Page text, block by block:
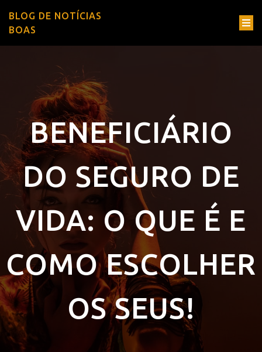
BLOG DE NOTÍCIAS
BOAS
BENEFICIÁRIO
DO SEGURO DE
VIDA: O QUE É E
COMO ESCOLHER
OS SEUS!